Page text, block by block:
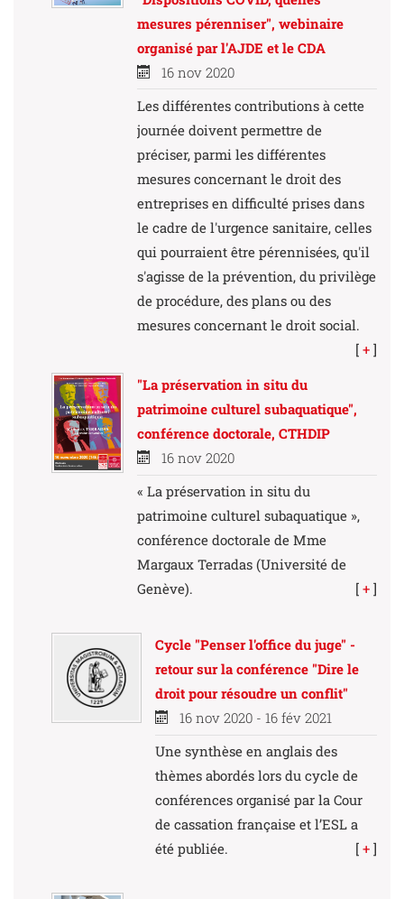
mesures pérenniser", webinaire
organisé par l'AJDE et le CDA
16 nov 2020
Les différentes contributions à cette
journée doivent permettre de
préciser, parmi les différentes
mesures concernant le droit des
entreprises en difficulté prises dans
le cadre de l'urgence sanitaire, celles
qui pourraient être pérennisées, qu'il
s'agisse de la prévention, du privilège
de procédure, des plans ou des
mesures concernant le droit social.
[ + ]
"La préservation in situ du
patrimoine culturel subaquatique",
conférence doctorale, CTHDIP
16 nov 2020
« La préservation in situ du
patrimoine culturel subaquatique »,
conférence doctorale de Mme
Margaux Terradas (Université de
Genève).
[ + ]
Cycle "Penser l'office du juge" -
retour sur la conférence "Dire le
droit pour résoudre un conflit"
16 nov 2020 - 16 fév 2021
Une synthèse en anglais des
thèmes abordés lors du cycle de
conférences organisé par la Cour
de cassation française et l’ESL a
été publiée.
[ + ]